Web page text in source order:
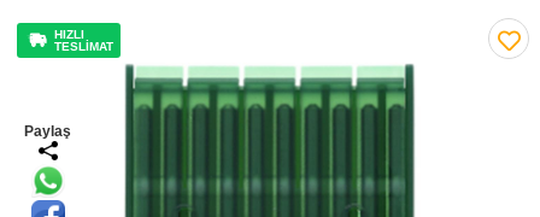
HIZLI
TESLİMAT
Paylaş